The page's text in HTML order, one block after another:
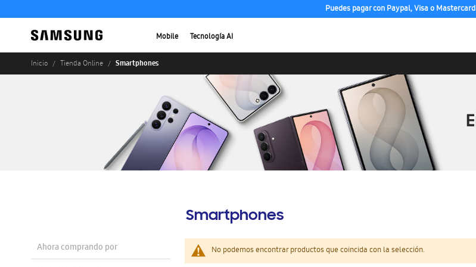
Puedes pagar con Paypal, Visa o Mastercard
Mobile Tecnología AI
Inicio Tienda Online Smartphones
Smartphones
No podemos encontrar productos que coincida con la selección.
Ahora comprando por